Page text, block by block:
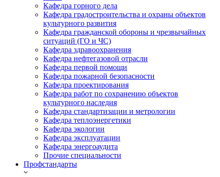
Кафедра горного дела
Кафедра градостроительства и охраны объектов
культурного развития
Кафедра гражданской обороны и чрезвычайных
ситуаций (ГО и ЧС)
Кафедра здравоохранения
Кафедра нефтегазовой отрасли
Кафедра первой помощи
Кафедра пожарной безопасности
Кафедра проектирования
Кафедра работ по сохранению объектов
культурного наследия
Кафедра стандартизации и метрологии
Кафедра теплоэнергетики
Кафедра экологии
Кафедра эксплуатации
Кафедра энергоаудита
Прочие специальности
Профстандарты